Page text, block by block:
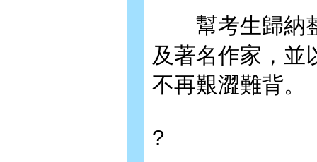
幫考生歸納整
及著名作家，並
不再艱澀難背。
?